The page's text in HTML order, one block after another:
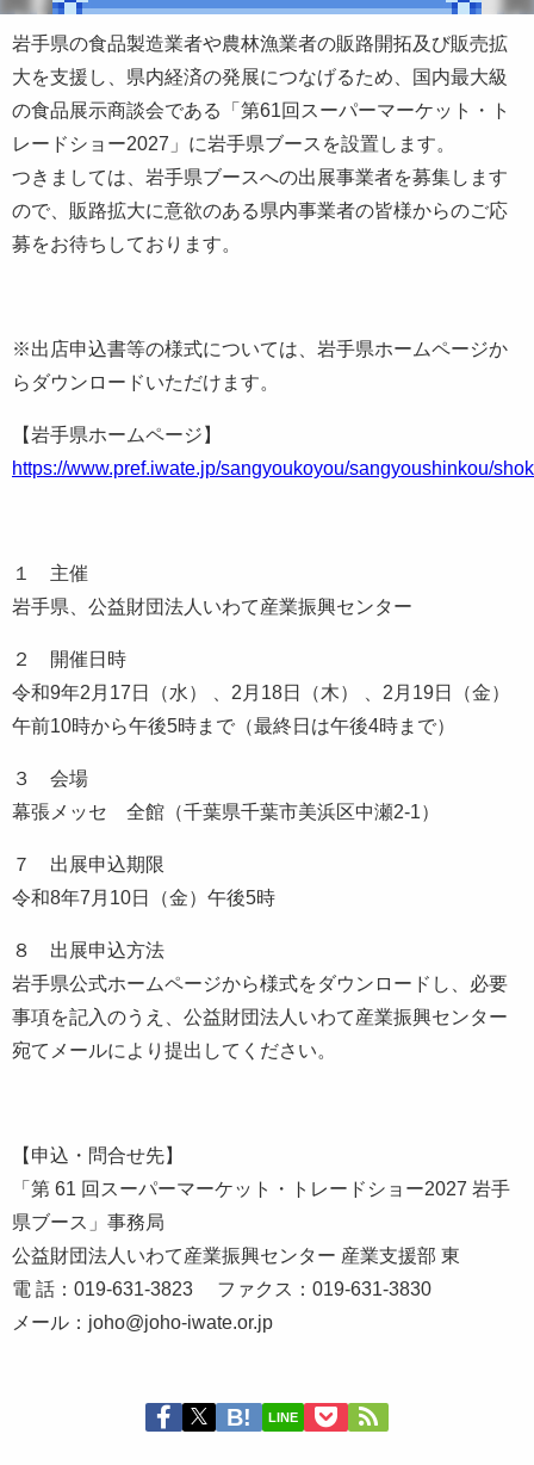
岩手県の食品製造業者や農林漁業者の販路開拓及び販売拡
大を支援し、県内経済の発展につなげるため、国内最大級
の食品展示商談会である「第61回スーパーマーケット・ト
レードショー2027」に岩手県ブースを設置します。
つきましては、岩手県ブースへの出展事業者を募集します
ので、販路拡大に意欲のある県内事業者の皆様からのご応
募をお待ちしております。
※出店申込書等の様式については、岩手県ホームページか
らダウンロードいただけます。
【岩手県ホームページ】
https://www.pref.iwate.jp/sangyoukoyou/sangyoushinkou/
１ 主催
岩手県、公益財団法人いわて産業振興センター
２ 開催日時
令和9年2月17日（水） 、2月18日（木） 、2月19日（金）
午前10時から午後5時まで（最終日は午後4時まで）
３ 会場
幕張メッセ 全館（千葉県千葉市美浜区中瀬2-1）
７ 出展申込期限
令和8年7月10日（金）午後5時
８ 出展申込方法
岩手県公式ホームページから様式をダウンロードし、必要
事項を記入のうえ、公益財団法人いわて産業振興センター
宛てメールにより提出してください。
【申込・問合せ先】
「第 61 回スーパーマーケット・トレードショー2027 岩手
県ブース」事務局
公益財団法人いわて産業振興センター 産業支援部 東
電 話：019-631-3823 ファクス：019-631-3830
メール：joho@joho-iwate.or.jp
LINE